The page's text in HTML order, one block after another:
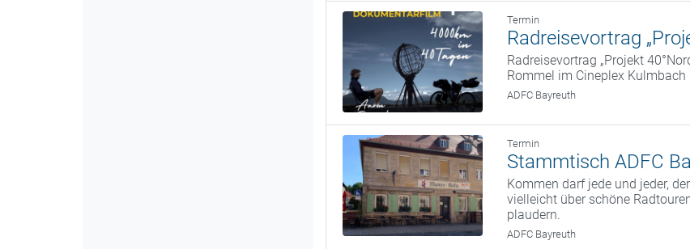
Termin
Radreisevortrag
Radreisevortrag „Projekt
Rommel im Cineplex Kulmbach
ADFC Bayreuth
Termin
Stammtisch ADFC
Kommen darf jede und jeder,
vielleicht über schöne
plaudern.
ADFC Bayreuth